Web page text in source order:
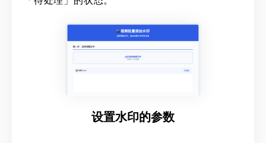
设置水印的参数